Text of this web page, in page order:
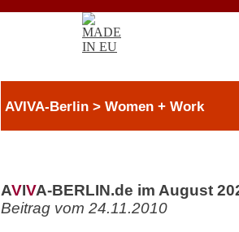
AVIVA-Berlin > Women + Work
AVIVA-BERLIN.de im August
Beitrag vom 24.11.2010